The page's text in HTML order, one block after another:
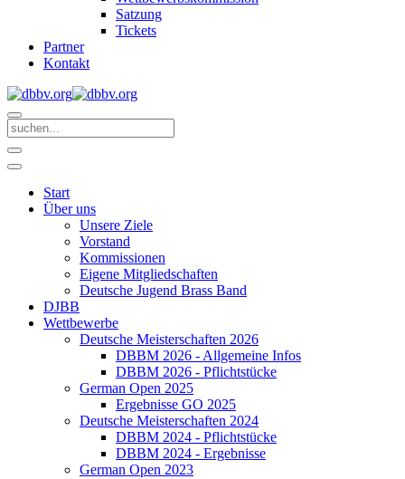
Satzung
Tickets
Partner
Kontakt
Start
Über uns
Unsere Ziele
Vorstand
Kommissionen
Eigene Mitgliedschaften
Deutsche Jugend Brass Band
DJBB
Wettbewerbe
Deutsche Meisterschaften 2026
DBBM 2026 - Allgemeine Infos
DBBM 2026 - Pflichtstücke
German Open 2025
Ergebnisse GO 2025
Deutsche Meisterschaften 2024
DBBM 2024 - Pflichtstücke
DBBM 2024 - Ergebnisse
German Open 2023